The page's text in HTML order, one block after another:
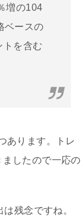
増の104
ベースの
トを含む
あります。トレ
したので一応の
残念ですね。